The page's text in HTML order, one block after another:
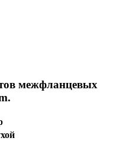
межфланцевых